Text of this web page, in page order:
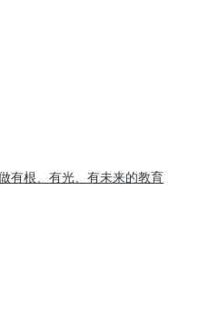
有根、有光、有未来的教育